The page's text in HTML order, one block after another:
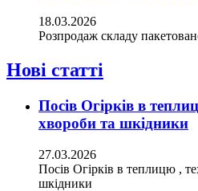
18.03.2026
Розпродаж складу
Нові статті
Посів Огірків в
хвороби та шкідники
27.03.2026
Посів Огірків в теплицю ,
шкідники